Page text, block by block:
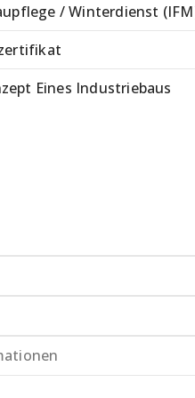
/ Winterdienst
Eines Industriebaus